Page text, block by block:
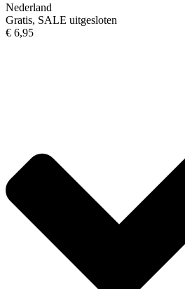
Nederland
Gratis, SALE uitgesloten
€ 6,95